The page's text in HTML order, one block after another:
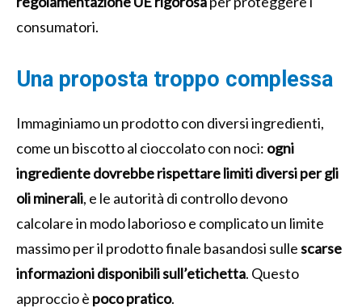
consumatori.
Una proposta troppo complessa
Immaginiamo un prodotto con diversi ingredienti,
come un biscotto al cioccolato con noci: ogni
ingrediente dovrebbe rispettare limiti diversi per gli
oli minerali, e le autorità di controllo devono
calcolare in modo laborioso e complicato un limite
massimo per il prodotto finale basandosi sullescarse
informazioni disponibili sull’etichetta. Questo
approccio è poco pratico.